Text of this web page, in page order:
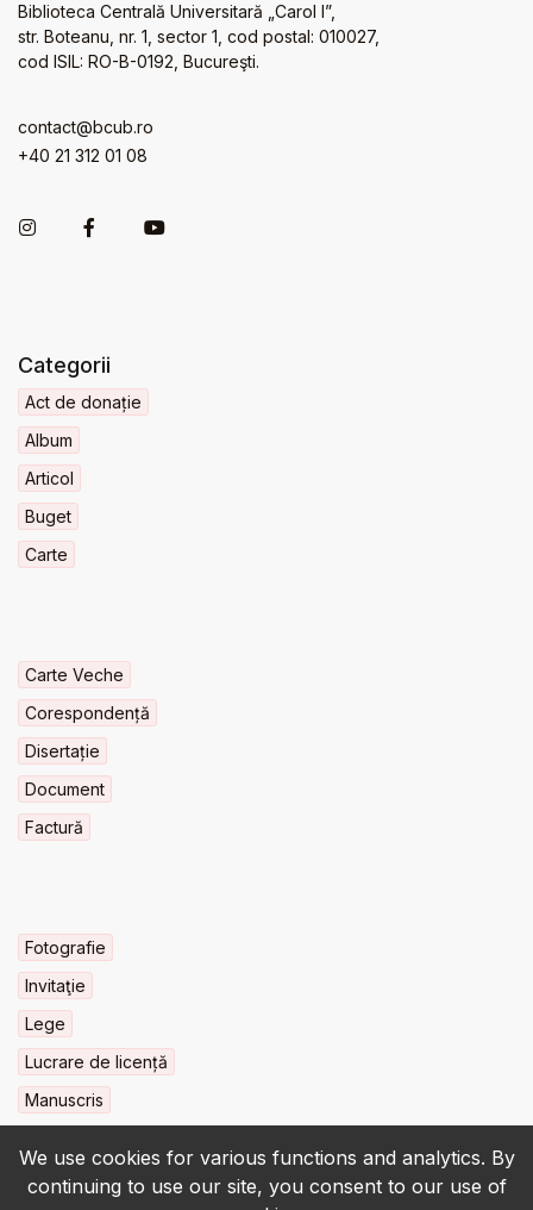
We use cookies for various functions and analytics. By
continuing to use our site, you consent to our use of
Biblioteca Centrală Universitară „Carol I”,
str. Boteanu, nr. 1, sector 1, cod postal: 010027,
cod ISIL: RO-B-0192, Bucureşti.
contact@bcub.ro
+40 21 312 01 08
Categorii
Act de donație
Album
Articol
Buget
Carte
Carte Veche
Corespondență
Disertație
Document
Factură
Fotografie
Invitaţie
Lege
Lucrare de licență
Manuscris